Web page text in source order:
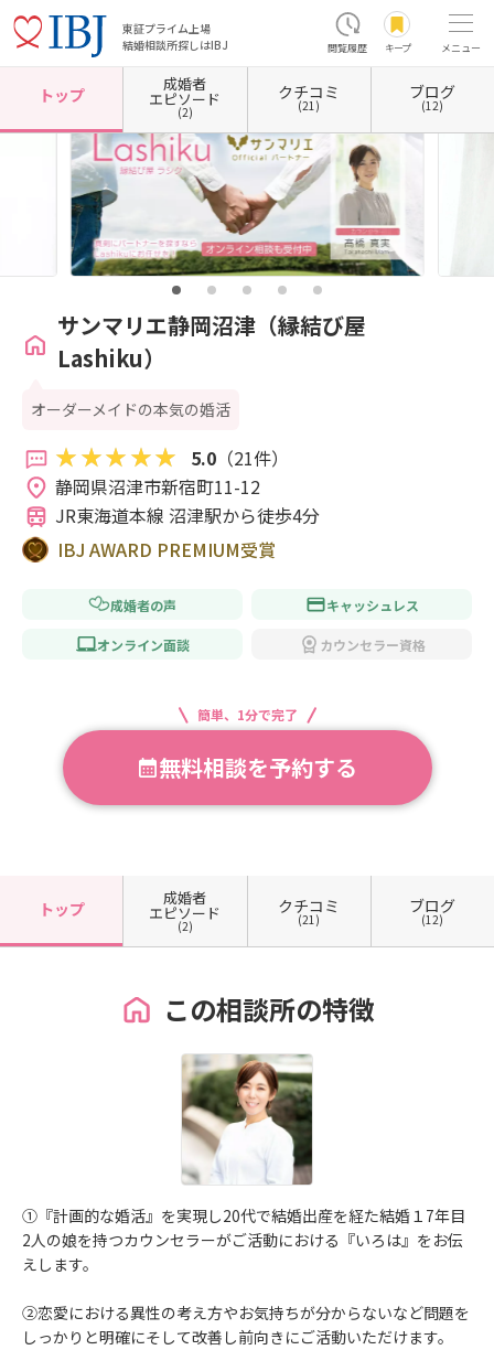
東証プライム上場
結婚相談所探しはIBJ
閲覧履歴 キープ メニュー
ホーム 静岡県の結婚相談所 静岡県沼津市 サンマリエ静岡沼津（縁結び屋Lashiku）
トップ
成婚者
エピソード
(2)
クチコミ
(21)
ブログ
(12)
サンマリエ静岡沼津（縁結び屋
Lashiku）
オーダーメイドの本気の婚活
5.0（21件）
JR東海道本線 沼津駅から徒歩4分
IBJ AWARD PREMIUM受賞
成婚者の声 キャッシュレス
オンライン面談 カウンセラー資格
簡単、1分で完了
無料相談を予約する
トップ
成婚者
エピソード
(2)
クチコミ
(21)
ブログ
(12)
この相談所の特徴
①『計画的な婚活』を実現し20代で結婚出産を経た結婚１7年目
2人の娘を持つカウンセラーがご活動における『いろは』をお伝
えします。
②恋愛における異性の考え方やお気持ちが分からないなど問題を
しっかりと明確にそして改善し前向きにご活動いただけます。